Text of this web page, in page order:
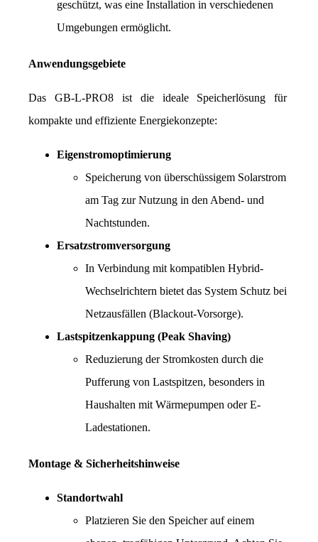
geschützt, was eine Installation in verschiedenen
Umgebungen ermöglicht.
Anwendungsgebiete
Das GB-L-PRO8 ist die ideale Speicherlösung für
kompakte und effiziente Energiekonzepte:
Eigenstromoptimierung
Speicherung von überschüssigem Solarstrom
am Tag zur Nutzung in den Abend- und
Nachtstunden.
Ersatzstromversorgung
In Verbindung mit kompatiblen Hybrid-
Wechselrichtern bietet das System Schutz bei
Netzausfällen (Blackout-Vorsorge).
Lastspitzenkappung (Peak Shaving)
Reduzierung der Stromkosten durch die
Pufferung von Lastspitzen, besonders in
Haushalten mit Wärmepumpen oder E-
Ladestationen.
Montage & Sicherheitshinweise
Standortwahl
Platzieren Sie den Speicher auf einem